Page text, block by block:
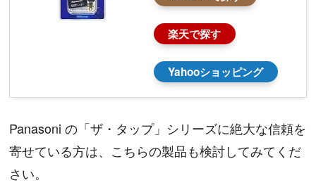
楽天で探す
Yahooショッピング
Panasoni の「ザ・タップ」シリーズに絶大な信頼を
寄せている方は、こちらの製品も検討してみてくだ
さい。